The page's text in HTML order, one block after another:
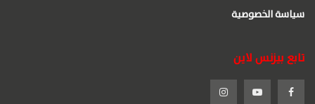
سياسة الخصوصية
تابع بيزنس لاين